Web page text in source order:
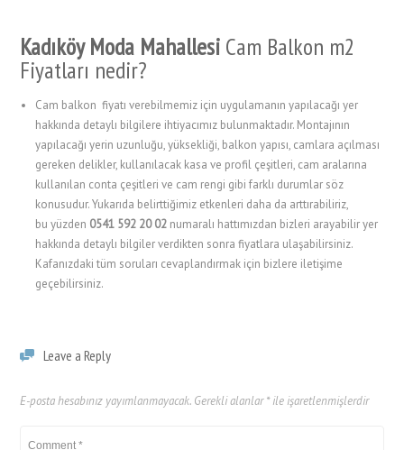
Kadıköy Moda Mahallesi Cam Balkon m2
Fiyatları nedir?
Cam balkon fiyatı verebilmemiz için uygulamanın yapılacağı yer
hakkında detaylı bilgilere ihtiyacımız bulunmaktadır. Montajının
yapılacağı yerin uzunluğu, yüksekliği, balkon yapısı, camlara açılması
gereken delikler, kullanılacak kasa ve profil çeşitleri, cam aralarına
kullanılan conta çeşitleri ve cam rengi gibi farklı durumlar söz
konusudur. Yukarıda belirttiğimiz etkenleri daha da arttırabiliriz,
bu yüzden 0541 592 20 02 numaralı hattımızdan bizleri arayabilir yer
hakkında detaylı bilgiler verdikten sonra fiyatlara ulaşabilirsiniz.
Kafanızdaki tüm soruları cevaplandırmak için bizlere iletişime
geçebilirsiniz.
Leave a Reply
E-posta hesabınız yayımlanmayacak. Gerekli alanlar*ile işaretlenmişlerdir